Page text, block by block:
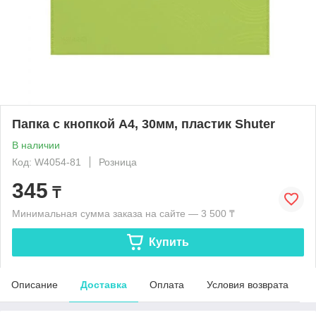
Папка с кнопкой А4, 30мм, пластик Shuter
В наличии
Код: W4054-81
Розница
345 ₸
Минимальная сумма заказа на сайте — 3 500 ₸
Купить
Описание Доставка Оплата Условия возврата